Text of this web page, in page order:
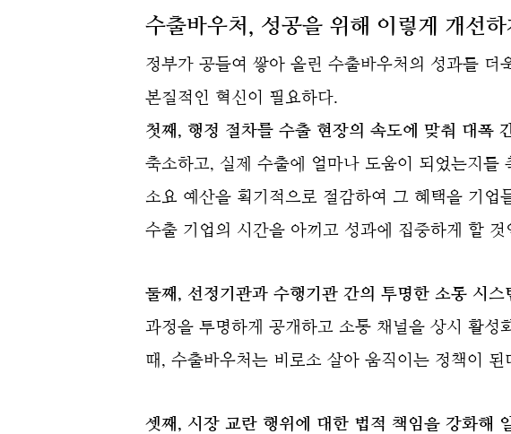
수출바우처, 성공을 위해 이렇게 개선
정부가 공들여 쌓아 올린 수출바우처의 성과를
본질적인 혁신이 필요하다.
첫째, 행정 절차를 수출 현장의 속도에 맞춰 대폭
축소하고, 실제 수출에 얼마나 도움이 되었는지를
소요 예산을 획기적으로 절감하여 그 혜택을 기
수출 기업의 시간을 아끼고 성과에 집중하게 할 것
둘째, 선정기관과 수행기관 간의 투명한 소통 시스
과정을 투명하게 공개하고 소통 채널을 상시 활성
때, 수출바우처는 비로소 살아 움직이는 정책이 된
셋째, 시장 교란 행위에 대한 법적 책임을 강화해